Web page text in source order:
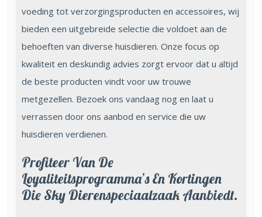
voeding tot verzorgingsproducten en accessoires, wij
bieden een uitgebreide selectie die voldoet aan de
behoeften van diverse huisdieren. Onze focus op
kwaliteit en deskundig advies zorgt ervoor dat u altijd
de beste producten vindt voor uw trouwe
metgezellen. Bezoek ons vandaag nog en laat u
verrassen door ons aanbod en service die uw
huisdieren verdienen.
Profiteer Van De
Loyaliteitsprogramma’s En Kortingen
Die Sky Dierenspeciaalzaak Aanbiedt.